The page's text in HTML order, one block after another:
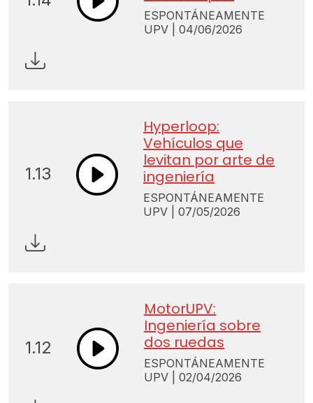
ESPONTÁNEAMENTE
UPV | 04/06/2026
1.13
Hyperloop:
Vehículos que
levitan por arte de
ingeniería
ESPONTÁNEAMENTE
UPV | 07/05/2026
1.12
MotorUPV:
Ingeniería sobre
dos ruedas
ESPONTÁNEAMENTE
UPV | 02/04/2026